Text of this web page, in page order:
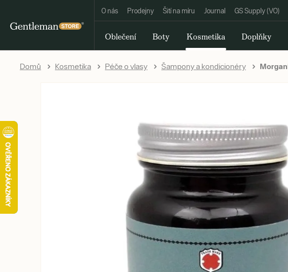
O nás Prodejny Šití na míru Journal GS Supply (VO)
Oblečení Boty Kosmetika Doplňky
Domů Kosmetika Péče o vlasy Šampony a kondicionéry